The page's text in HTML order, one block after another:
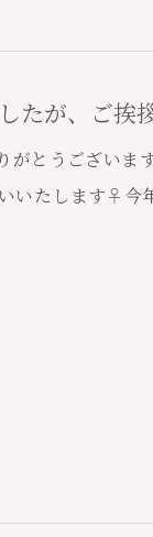
たが、ご挨
とうございま
いたします♀今